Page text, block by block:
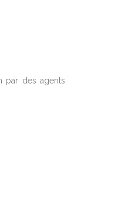
par des agents